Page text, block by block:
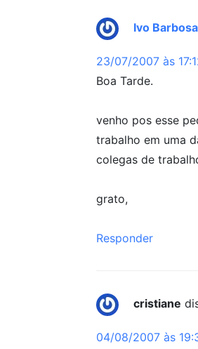
Ivo Barbosa
23/07/2007 às
Boa Tarde.
venho pos esse
trabalho em uma
colegas de
grato,
Responder
cristiane
04/08/2007 às